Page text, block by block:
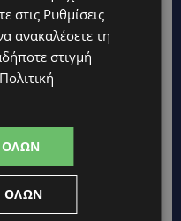
παραλία – Στους 40°C
σε ισχύ
– «Ασέβεια προς
στις Ρυθμίσεις
ανακαλέσετε τη
στιγμή
Πολιτική
ΌΛΩΝ